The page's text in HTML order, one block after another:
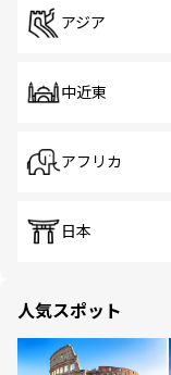
アジア
中近東
アフリカ
日本
人気スポット